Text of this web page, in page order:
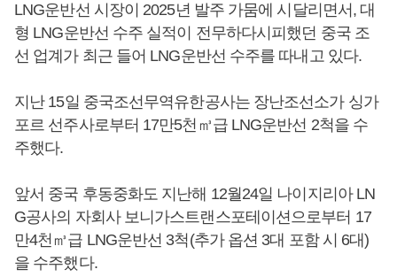
LNG운반선 시장이 2025년 발주 가뭄에 시달리면서, 대
형 LNG운반선 수주 실적이 전무하다시피했던 중국 조
선 업계가 최근 들어 LNG운반선 수주를 따내고 있다.
지난 15일 중국조선무역유한공사는 장난조선소가 싱가
포르 선주사로부터 17만5천㎥급 LNG운반선 2척을 수
주했다.
앞서 중국 후동중화도 지난해 12월24일 나이지리아 LN
G공사의 자회사 보니가스트랜스포테이션으로부터 17
만4천㎥급 LNG운반선 3척(추가 옵션 3대 포함 시 6대)
을 수주했다.